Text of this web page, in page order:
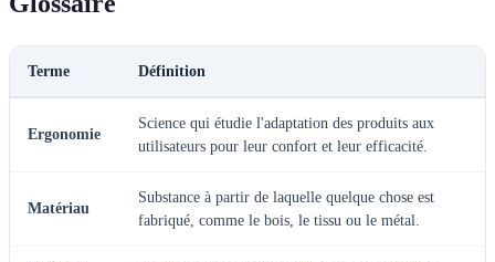
Terme Définition
Ergonomie
Science qui étudie l'adaptation des produits aux
utilisateurs pour leur confort et leur efficacité.
Matériau
Substance à partir de laquelle quelque chose est
fabriqué, comme le bois, le tissu ou le métal.